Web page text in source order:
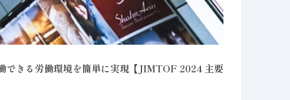
きる労働環境を簡単に実現【JIMTOF 2024 主要